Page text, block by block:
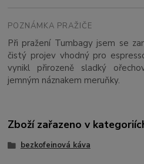
POZNÁMKA PRAŽIČE
Při pražení Tumbagy jsem se
čistý projev vhodný pro
vynikl přirozeně sladký
jemným náznakem meruňky.
Zboží zařazeno v
bezkofeinová káva